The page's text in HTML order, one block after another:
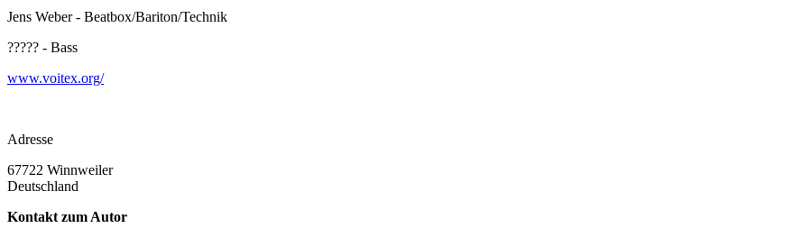
Jens Weber - Beatbox/Bariton/Technik
????? - Bass
www.voitex.org/
Adresse
67722 Winnweiler
Deutschland
Kontakt zum Autor